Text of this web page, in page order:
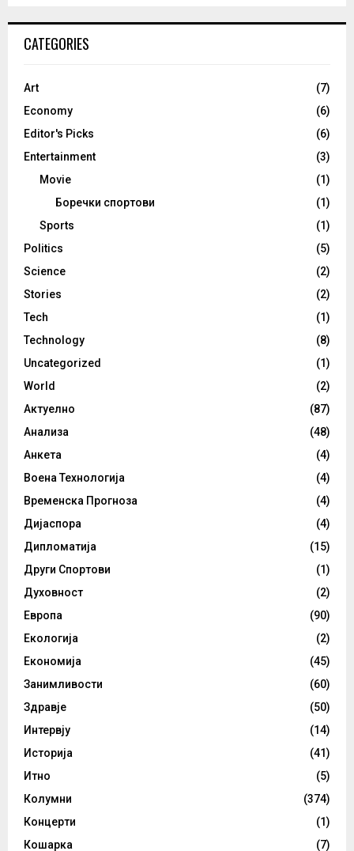
CATEGORIES
Art
(7)
Economy
(6)
Editor's Picks
(6)
Entertainment
(3)
Movie
(1)
Боречки спортови
(1)
Sports
(1)
Politics
(5)
Science
(2)
Stories
(2)
Tech
(1)
Technology
(8)
Uncategorized
(1)
World
(2)
Актуелно
(87)
Анализа
(48)
Анкета
(4)
Воена Технологија
(4)
Временска Прогноза
(4)
Дијаспора
(4)
Дипломатија
(15)
Други Спортови
(1)
Духовност
(2)
Европа
(90)
Екологија
(2)
Економија
(45)
Занимливости
(60)
Здравје
(50)
Интервју
(14)
Историја
(41)
Итно
(5)
Колумни
(374)
Концерти
(1)
Кошарка
(7)